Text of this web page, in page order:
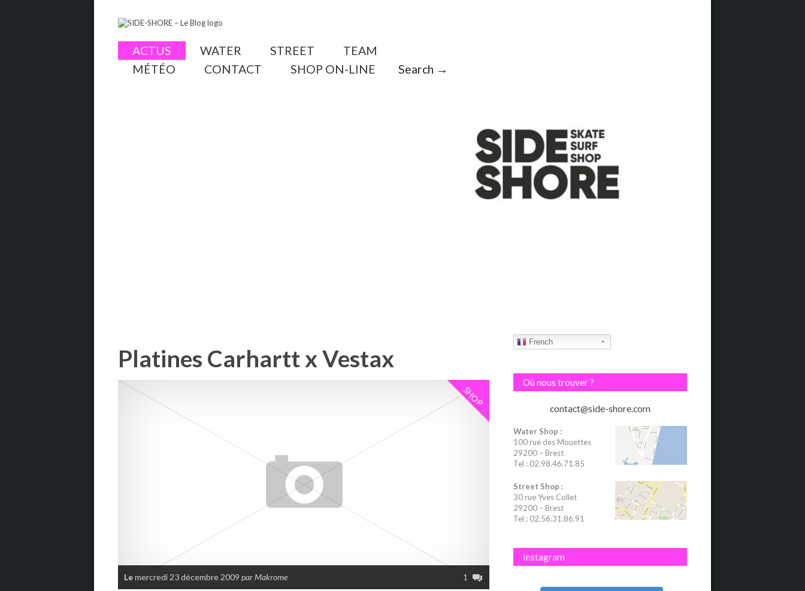
ACTUS WATER STREET
TEAM
MÉTÉO
CONTACT SHOP ON-LINE Search →
Platines Carhartt x Vestax
SHOP
Lemercredi 23 décembre 2009 par Makrome 1
French
Où nous trouver ?
contact@side-shore.com
Water Shop :
100 rue des Mouettes
29200 – Brest
Tel : 02.98.46.71.85
Street Shop :
30 rue Yves Collet
29200 – Brest
Tel : 02.56.31.86.91
Instagram